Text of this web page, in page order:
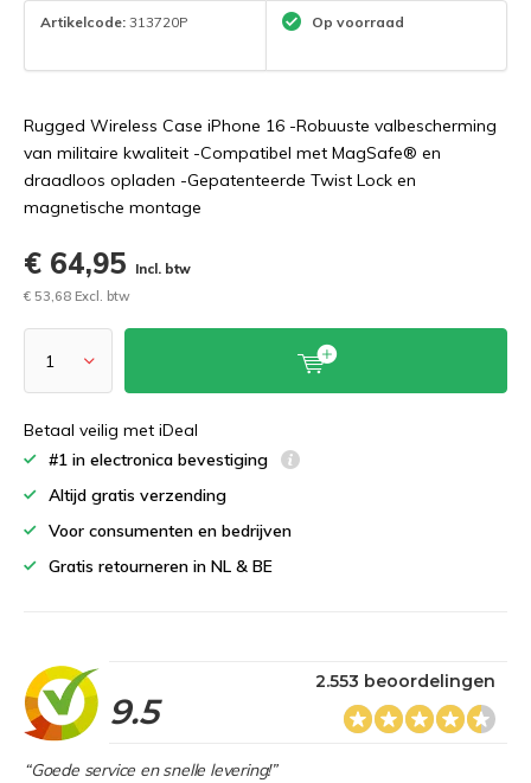
Artikelcode: 313720P Op voorraad
Rugged Wireless Case iPhone 16 -Robuuste valbescherming
van militaire kwaliteit -Compatibel met MagSafe® en
draadloos opladen -Gepatenteerde Twist Lock en
magnetische montage
€ 64,95
Incl. btw
€ 53,68 Excl. btw
Betaal veilig met iDeal
#1 in electronica bevestiging
Altijd gratis verzending
Voor consumenten en bedrijven
Gratis retourneren in NL & BE
9.5
2.553 beoordelingen
“Goede service en snelle levering!”